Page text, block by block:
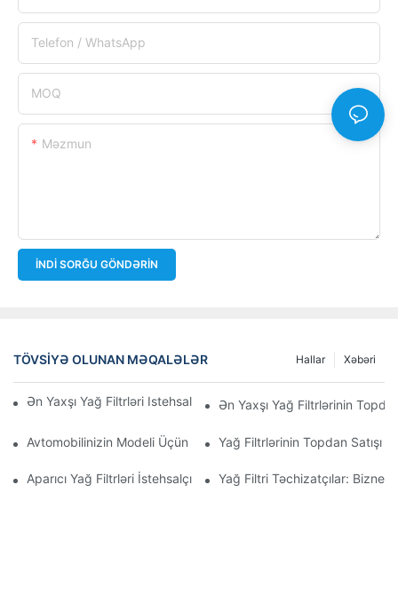
Telefon / WhatsApp
MOQ
Məzmun
İNDI SORĞU GÖNDƏRIN
TÖVSIYƏ OLUNAN MƏQALƏLƏR Xəbəri
Hallar
Ən Yaxşı Yağ Filtrləri Istehsal Edən Şirkətlər: Hərtərəfli Baxış
Ən Yaxşı Yağ Filtrlərinin
Avtomobilinizin Modeli Üçün Düzgün Yağ Filtrinin Seçilməsi:
Yağ Filtrlərinin Topdan Satışı
Aparıcı Yağ Filtrləri İstehsalçılarına Və Onların İnnovasiyalarına
Yağ Filtri Təchizatçılar: